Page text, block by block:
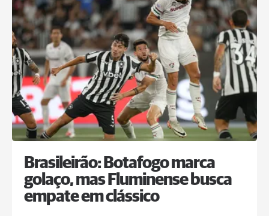
Brasileirão: Botafogo marca
golaço, mas Fluminense busca
empate em clássico